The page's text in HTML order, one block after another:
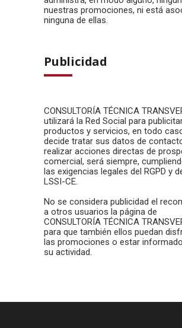
nuestras promociones, ni está
ninguna de ellas.
Publicidad
CONSULTORÍA TÉCNICA
utilizará la Red Social para
productos y servicios, en todo
decide tratar sus datos de
realizar acciones directas de
comercial, será siempre,
las exigencias legales del RGPD y
LSSI-CE.
No se considera publicidad el
a otros usuarios la página de
CONSULTORÍA TÉCNICA
para que también ellos puedan
las promociones o estar
su actividad.